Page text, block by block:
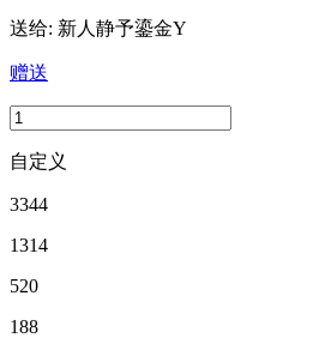
送给: 新人静予鎏金Y
赠送
自定义
3344
1314
520
188